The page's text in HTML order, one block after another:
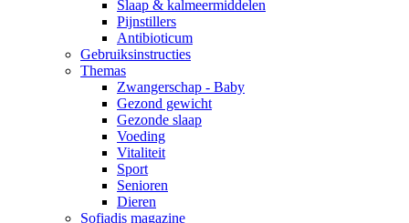
Slaap & kalmeermiddelen
Pijnstillers
Antibioticum
Gebruiksinstructies
Themas
Zwangerschap - Baby
Gezond gewicht
Gezonde slaap
Voeding
Vitaliteit
Sport
Senioren
Dieren
Sofiadis magazine